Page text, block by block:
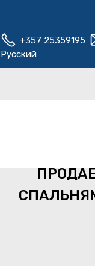
+357 25359195
Русский